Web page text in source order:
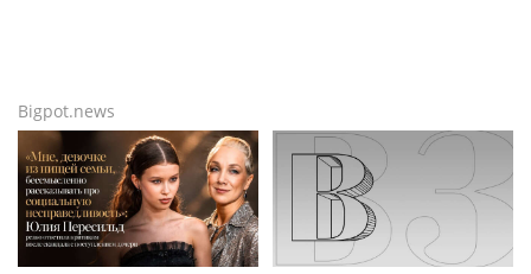
Bigpot.news